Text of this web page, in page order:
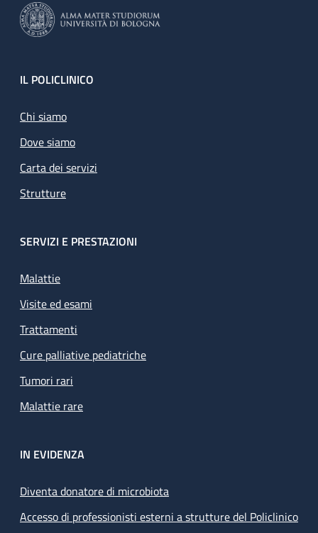
Footer
IL POLICLINICO
Chi siamo
Dove siamo
Carta dei servizi
Strutture
SERVIZI E PRESTAZIONI
Malattie
Visite ed esami
Trattamenti
Cure palliative pediatriche
Tumori rari
Malattie rare
IN EVIDENZA
Diventa donatore di microbiota
Accesso di professionisti esterni a strutture del Policlinico